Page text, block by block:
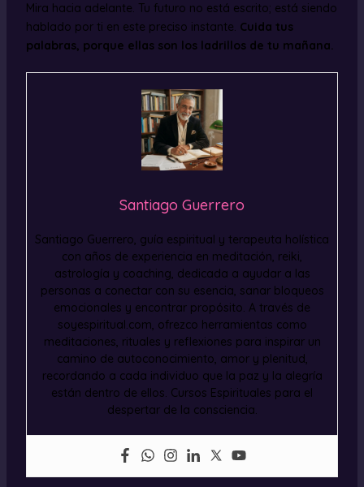
Mira hacia adelante. Tu futuro no está escrito; está siendo
hablado por ti en este preciso instante. Cuida tus
palabras, porque ellas son los ladrillos de tu mañana.
Santiago Guerrero
Santiago Guerrero, guía espiritual y terapeuta holística
con años de experiencia en meditación, reiki,
astrología y coaching, dedicada a ayudar a las
personas a conectar con su esencia, sanar bloqueos
emocionales y encontrar propósito. A través de
soyespiritual.com, ofrezco herramientas como
meditaciones, rituales y reflexiones para inspirar un
camino de autoconocimiento, amor y plenitud,
recordando a cada individuo que la paz y la alegría
están dentro de ellos. Cursos Espirituales para el
despertar de la consciencia.